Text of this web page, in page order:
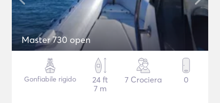
Master 730 open
Gonfiabile rigido
24 ft
7 m
7 Crociera 0